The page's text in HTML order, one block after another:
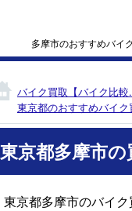
多摩市のおすすめバイ
バイク買取【バイク比較
東京都のおすすめバイ
東京都多摩市
東京都多摩市のバイ